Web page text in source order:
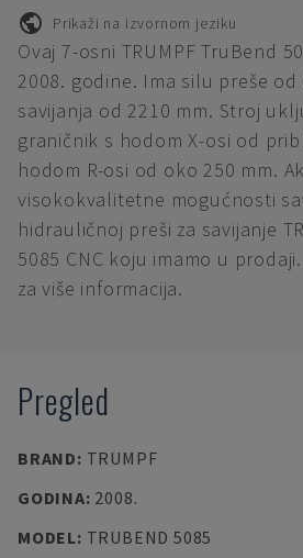
Prikaži na izvornom jeziku
Ovaj 7-osni TRUMPF TruBend
2008. godine. Ima silu preše
savijanja od 2210 mm. Stroj
graničnik s hodom X-osi od
hodom R-osi od oko 250 mm.
visokokvalitetne mogućnosti
hidrauličnoj preši za savijanje
5085 CNC koju imamo u
za više informacija.
Pregled
BRAND: TRUMPF
GODINA: 2008.
MODEL: TRUBEND 5085